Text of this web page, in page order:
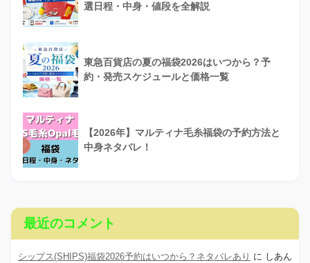
pic.twitter.com/3a0sIRz9bH
November 4, 2021
選日程・中身・値段を全解説
東急百貨店の夏の福袋2026はいつから？予
約・発売スケジュールと価格一覧
【2026年】マルティナ毛糸福袋の予約方法と
中身ネタバレ！
最近のコメント
シップス(SHIPS)福袋2026予約はいつから？ネタバレあり に しあん